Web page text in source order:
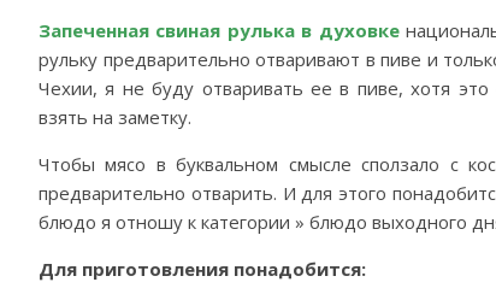
Запеченная свиная рулька в духовке
рульку предварительно отваривают в пиве и
Чехии, я не буду отваривать ее в пиве, хотя
взять на заметку.
Чтобы мясо в буквальном смысле сползало с
предварительно отварить. И для этого
блюдо я отношу к категории » блюдо выходного
Для приготовления понадобится: